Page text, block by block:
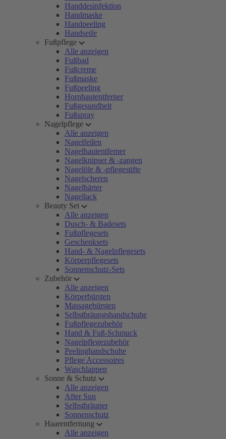
Handdesinfektion
Handmaske
Handpeeling
Handseife
Fußpflege
Alle anzeigen
Fußbad
Fußcreme
Fußmaske
Fußpeeling
Hornhautentferner
Fußgesundheit
Fußspray
Nagelpflege
Alle anzeigen
Nagelfeilen
Nagelhautentferner
Nagelknipser & -zangen
Nagelöle & -pflegestifte
Nagelscheren
Nagelhärter
Nagellack
Beauty Set
Alle anzeigen
Dusch- & Badesets
Fußpflegesets
Geschenksets
Hand- & Nagelpflegesets
Körperpflegesets
Sonnenschutz-Sets
Zubehör
Alle anzeigen
Körperbürsten
Massagebürsten
Selbstbräungshandschuhe
Fußpflegezubehör
Hand & Fuß-Schmuck
Nagelpflegezubehör
Peelinghandschuhe
Pflege Accessoires
Waschlappen
Sonne & Schutz
Alle anzeigen
After Sun
Selbstbräuner
Sonnenschutz
Haarentfernung
Alle anzeigen